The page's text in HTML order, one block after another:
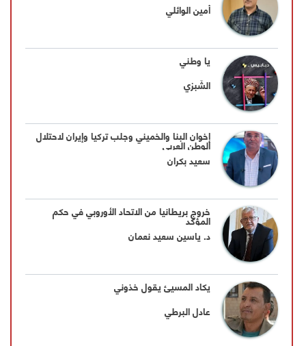
أمين الوائلي
يا وطني
الشَبزي
إخوان البنا والخميني وجلب تركيا وإيران لاحتلال
الوطن العربي
سعيد بكران
خروج بريطانيا من الاتحاد الأوروبي في حكم
المؤكد
د. ياسين سعيد نعمان
يكاد المسيئ يقول خذوني
عادل البرطي